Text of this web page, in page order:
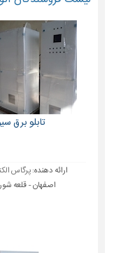
تابلو برق
ارائه دهنده:پرگاس
اصفهان - قلعه